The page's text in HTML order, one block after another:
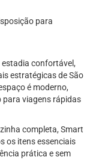
para
confortável,
estratégicas de São
é moderno,
viagens rápidas
completa, Smart
os itens essenciais
prática e sem